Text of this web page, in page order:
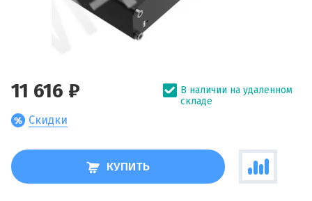
11 616 ₽
Скидки
В наличии на удаленном
складе
КУПИТЬ